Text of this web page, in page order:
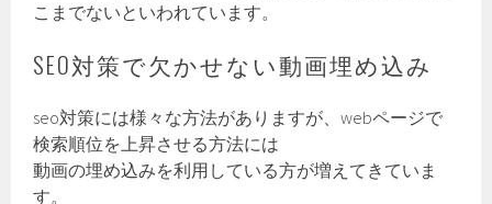
こまでないといわれています。
SEO対策で欠かせない動画埋め込み
seo対策には様々な方法がありますが、webページで
検索順位を上昇させる方法には
動画の埋め込みを利用している方が増えてきていま
す。